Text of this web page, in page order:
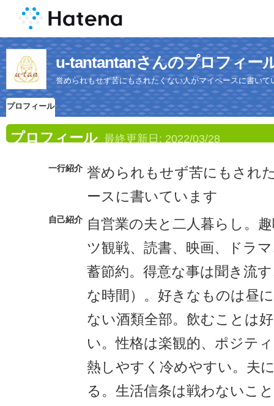
u-tantantanさんのプロフィー
誉められもせず苦にもされたくない人がマイペースに書いて
プロフィール
プロフィール 最終更新日: 2022/03/28
一行紹介 誉められもせず苦にもされ
ースに書いています
自己紹介
自営業の夫と二人暮らし。
ツ観戦、読書、映画、ドラ
蓄節約。得意な事は聞き流
な時間）。好きなものは昼
ない酒類全部。飲むことは
い。性格は楽観的、ポジテ
熱しやすく冷めやすい。夫
る。生活信条は戦わないこ